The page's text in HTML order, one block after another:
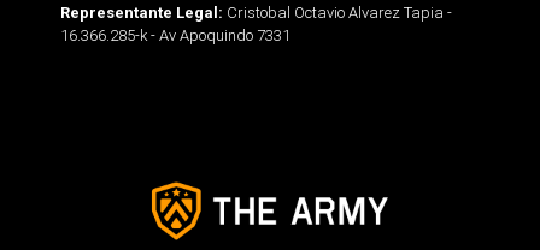
Representante Legal: Cristobal Octavio Alvarez Tapia -
16.366.285-k - Av Apoquindo 7331